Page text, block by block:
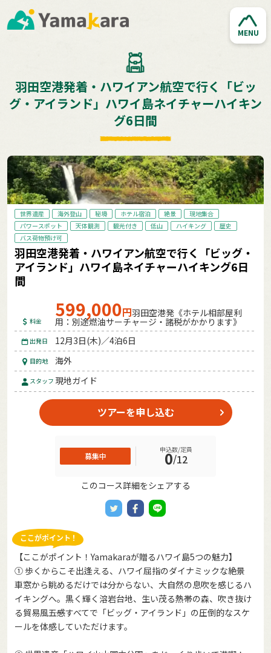
MENU
羽田空港発着・ハワイアン航空で行く「ビッ
グ・アイランド」ハワイ島ネイチャーハイキン
グ6日間
世界遺産 海外登山 秘境 ホテル宿泊 絶景
現地集合
パワースポット
天体観測 観光付き 低山 ハイキング
歴史
バス荷物預け可
羽田空港発着・ハワイアン航空で行く「ビッグ・
アイランド」ハワイ島ネイチャーハイキング6日
間
料金 599,000円羽田空港発《ホテル相部屋利
用：別途燃油サーチャージ・諸税がかかります》
出発日 12月3日(木)／4泊6日
目的地 海外
スタッフ 現地ガイド
ツアーを申し込む
募集中
申込数/定員
0/12
このコース詳細をシェアする
【ここがポイント！Yamakaraが贈るハワイ島5つの魅力】
① 歩くからこそ出逢える、ハワイ屈指のダイナミックな絶景
車窓から眺めるだけでは分からない、大自然の息吹を感じるハ
イキングへ。黒く輝く溶岩台地、生い茂る熱帯の森、吹き抜け
る貿易風――五感すべてで「ビッグ・アイランド」の圧倒的なスケ
ールを体感していただけます。